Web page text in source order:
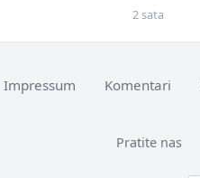
2 sata
Impressum Komentari
Pratite nas